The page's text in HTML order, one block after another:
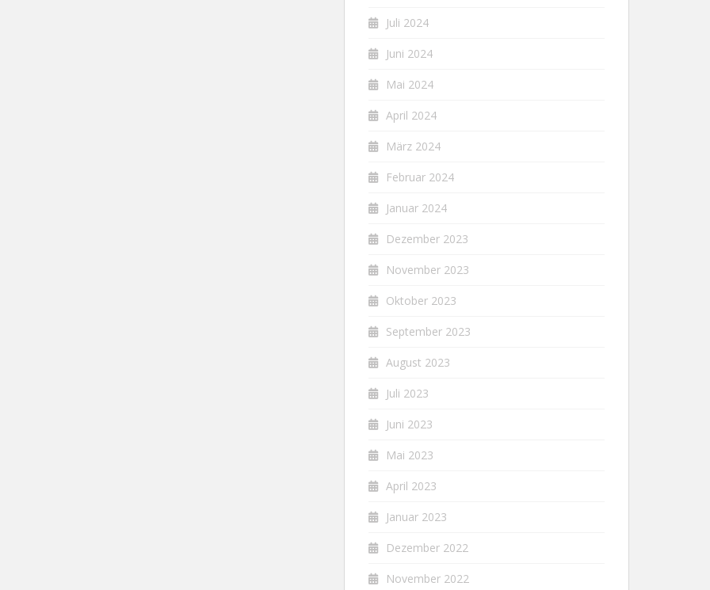
Juli 2024
Juni 2024
Mai 2024
April 2024
März 2024
Februar 2024
Januar 2024
Dezember 2023
November 2023
Oktober 2023
September 2023
August 2023
Juli 2023
Juni 2023
Mai 2023
April 2023
Januar 2023
Dezember 2022
November 2022